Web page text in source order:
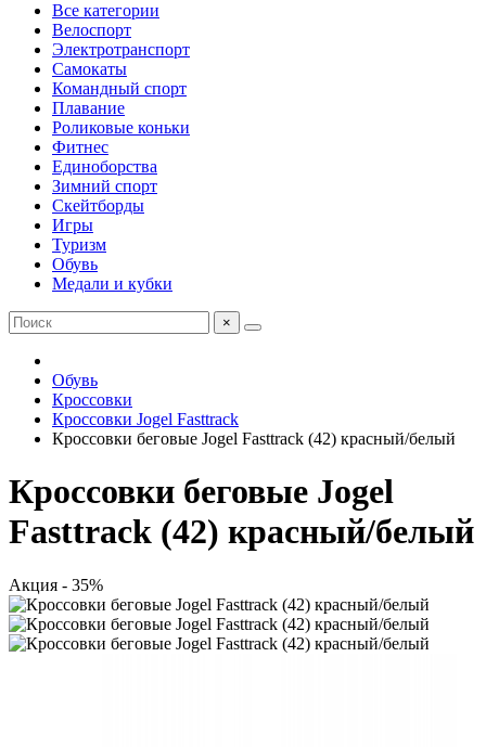
Все категории
Велоспорт
Электротранспорт
Самокаты
Командный спорт
Плавание
Роликовые коньки
Фитнес
Единоборства
Зимний спорт
Скейтборды
Игры
Туризм
Обувь
Медали и кубки
×
Обувь
Кроссовки
Кроссовки Jogel Fasttrack
Кроссовки беговые Jogel Fasttrack (42) красный/белый
Кроссовки беговые Jogel
Fasttrack (42) красный/белый
Акция - 35%